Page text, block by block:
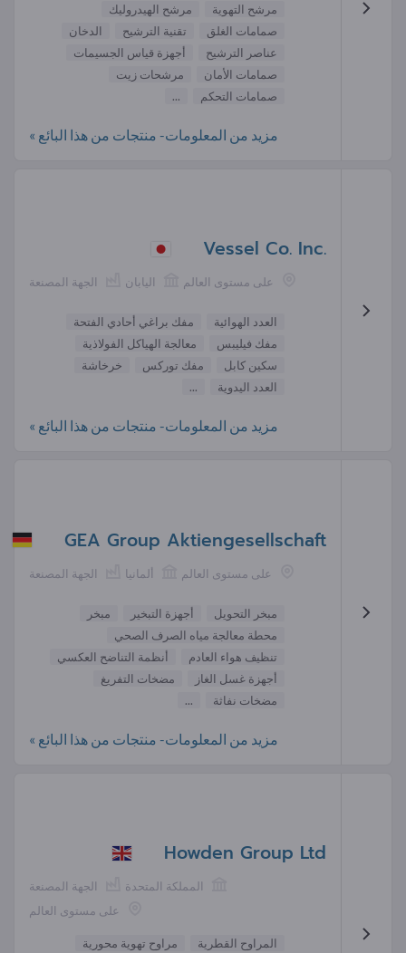
مرشح التهوية
مرشح الهيدروليك
صمامات الغلق
تقنية الترشيح
الدخان
عناصر الترشيح
أجهزة قياس الجسيمات
صمامات الأمان
مرشحات زيت
صمامات التحكم
...
مزيد من المعلومات- منتجات من هذا البائع »
Vessel Co. Inc.
الجهة المصنعة اليابان على مستوى العالم
العدد الهوائية
مفك براغي أحادي الفتحة
مفك فيليبس
معالجة الهياكل الفولاذية
سكين كابل
مفك توركس
خرخاشة
العدد اليدوية
...
مزيد من المعلومات- منتجات من هذا البائع »
GEA Group Aktiengesellschaft
الجهة المصنعة ألمانيا على مستوى العالم
مبخر التحويل أجهزة التبخير
مبخر
محطة معالجة مياه الصرف الصحي
تنظيف هواء العادم
أنظمة التناضح العكسي
أجهزة غسل الغاز
مضخات التفريغ
مضخات نفاثة
...
مزيد من المعلومات- منتجات من هذا البائع »
Howden Group Ltd
الجهة المصنعة
المملكة المتحدة
على مستوى العالم
المراوح القطرية
مراوح تهوية محورية